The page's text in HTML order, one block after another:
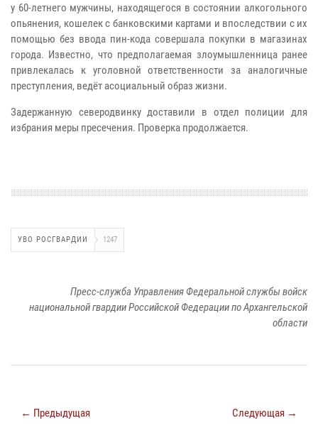
у 60-летнего мужчины, находящегося в состоянии алкогольного
опьянения, кошелек с банковскими картами и впоследствии с их
помощью без ввода пин-кода совершала покупки в магазинах
города. Известно, что предполагаемая злоумышленница ранее
привлекалась к уголовной ответственности за аналогичные
преступления, ведёт асоциальный образ жизни.
Задержанную северодвинку доставили в отдел полиции для
избрания меры пресечения. Проверка продолжается.
УВО РОСГВАРДИИ 1247
Пресс-служба Управления Федеральной службы войск
национальной гвардии Российской Федерации по Архангельской
области
← Предыдущая Следующая →